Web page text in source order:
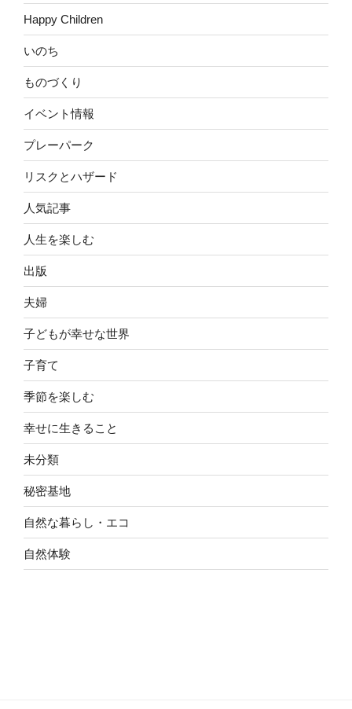
Happy Children
いのち
ものづくり
イベント情報
プレーパーク
リスクとハザード
人気記事
人生を楽しむ
出版
夫婦
子どもが幸せな世界
子育て
季節を楽しむ
幸せに生きること
未分類
秘密基地
自然な暮らし・エコ
自然体験